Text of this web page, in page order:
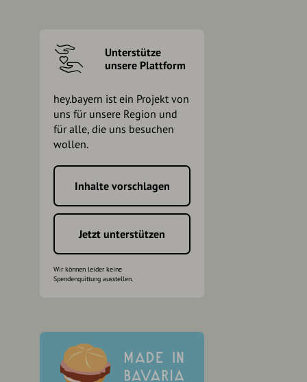
Unterstütze
unsere Plattform
hey.bayern ist ein Projekt von
uns für unsere Region und
für alle, die uns besuchen
wollen.
Inhalte vorschlagen
Jetzt unterstützen
Wir können leider keine
Spendenquittung ausstellen.